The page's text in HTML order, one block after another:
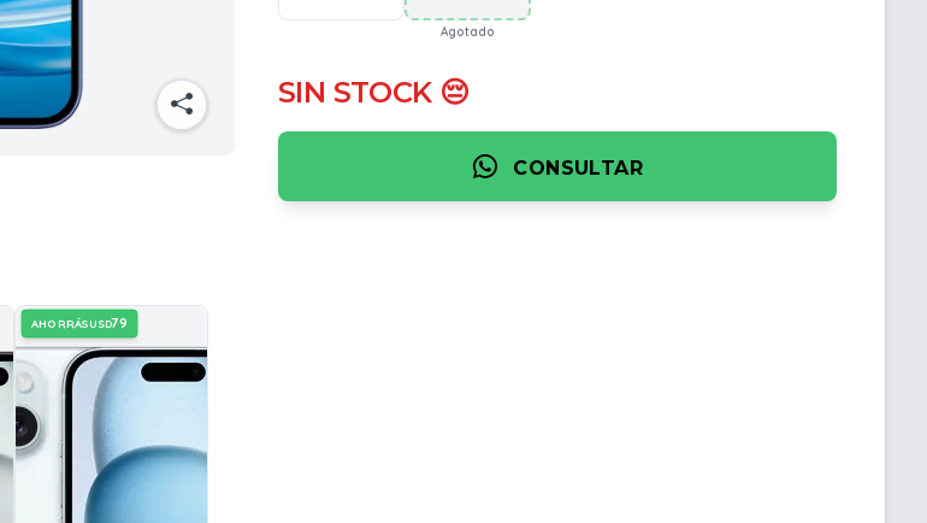
Agotado
SIN STOCK 😔
CONSULTAR
AHORRÁSUSD79